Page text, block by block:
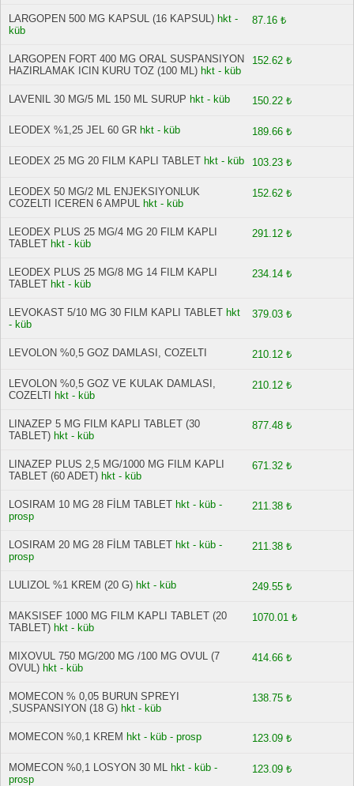
LARGOPEN 500 MG KAPSUL (16 KAPSUL) hkt -
küb
87.16 ₺
LARGOPEN FORT 400 MG ORAL SUSPANSIYON
HAZIRLAMAK ICIN KURU TOZ (100 ML) hkt - küb
152.62 ₺
LAVENIL 30 MG/5 ML 150 ML SURUP hkt - küb 150.22 ₺
LEODEX %1,25 JEL 60 GR hkt - küb 189.66 ₺
LEODEX 25 MG 20 FILM KAPLI TABLET hkt - küb 103.23 ₺
LEODEX 50 MG/2 ML ENJEKSIYONLUK
COZELTI ICEREN 6 AMPUL hkt - küb
152.62 ₺
LEODEX PLUS 25 MG/4 MG 20 FILM KAPLI
TABLET hkt - küb
291.12 ₺
LEODEX PLUS 25 MG/8 MG 14 FILM KAPLI
TABLET hkt - küb
234.14 ₺
LEVOKAST 5/10 MG 30 FILM KAPLI TABLET hkt
- küb
379.03 ₺
LEVOLON %0,5 GOZ DAMLASI, COZELTI 210.12 ₺
LEVOLON %0,5 GOZ VE KULAK DAMLASI,
COZELTI
hkt - küb
210.12 ₺
LINAZEP 5 MG FILM KAPLI TABLET (30
TABLET) hkt - küb
877.48 ₺
LINAZEP PLUS 2,5 MG/1000 MG FILM KAPLI
TABLET (60 ADET) hkt - küb
671.32 ₺
LOSIRAM 10 MG 28 FİLM TABLET hkt - küb -
prosp
211.38 ₺
LOSIRAM 20 MG 28 FİLM TABLET hkt - küb -
prosp
211.38 ₺
LULIZOL %1 KREM (20 G) hkt - küb 249.55 ₺
MAKSISEF 1000 MG FILM KAPLI TABLET (20
TABLET) hkt - küb
1070.01 ₺
MIXOVUL 750 MG/200 MG /100 MG OVUL (7
OVUL) hkt - küb
414.66 ₺
MOMECON % 0,05 BURUN SPREYI
,SUSPANSIYON (18 G) hkt - küb
138.75 ₺
MOMECON %0,1 KREM hkt - küb - prosp 123.09 ₺
MOMECON %0,1 LOSYON 30 ML hkt - küb -
prosp
123.09 ₺